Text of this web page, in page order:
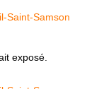
exposé.